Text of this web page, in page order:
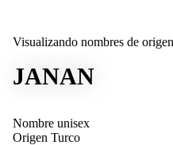
Visualizando nombres de
JANAN
Nombre unisex
Origen Turco